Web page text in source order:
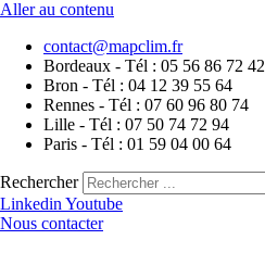
Aller au contenu
contact@mapclim.fr
Bordeaux - Tél : 05 56 86 72 42
Bron - Tél : 04 12 39 55 64
Rennes - Tél : 07 60 96 80 74
Lille - Tél : 07 50 74 72 94
Paris - Tél : 01 59 04 00 64
Rechercher
Linkedin Youtube
Nous contacter